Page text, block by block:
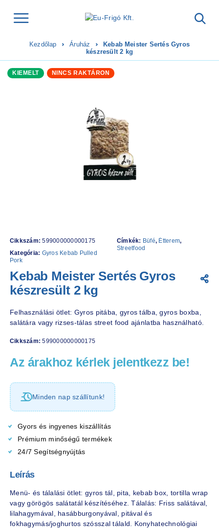
Kezdőlap Áruház
Kebab Meister Sertés Gyros
készresült 2 kg
KIEMELT NINCS RAKTÁRON
Cikkszám:599000000000175
Kategória: Gyros Kebab Pulled
Pork
Címkék: Büfé, Étterem,
Streetfood
Kebab Meister Sertés Gyros
készresült 2 kg
Felhasználási ötlet: Gyros pitába, gyros tálba, gyros boxba,
salátára vagy rizses-tálas street food ajánlatba használható.
Cikkszám:599000000000175
Az árakhoz kérlek jelentkezz be!
Minden nap szállítunk!
Gyors és ingyenes kiszállítás
Prémium minőségű termékek
24/7 Segítségnyújtás
Leírás
Menü- és tálalási ötlet: gyros tál, pita, kebab box, tortilla wrap
vagy görögös salátatál készítéséhez. Tálalás: Friss salátával,
lilahagymával, hasábburgonyával, pitával és
fokhagymás/joghurtos szósszal tálald. Konyhatechnológiai